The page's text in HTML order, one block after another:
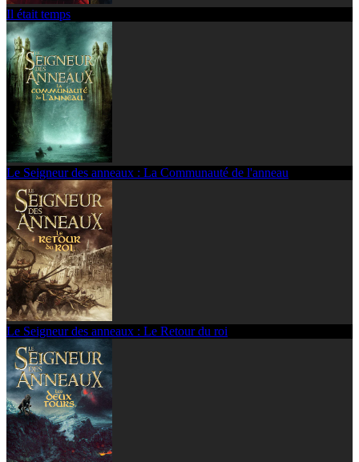
Il était temps
Le Seigneur des anneaux : La Communauté de l'anneau
Le Seigneur des anneaux : Le Retour du roi